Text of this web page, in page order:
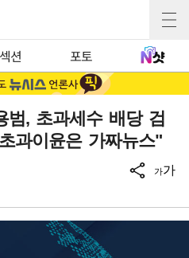
섹션 포토
범, 초과세수 배당 검
과이윤은 가짜뉴스"
가가